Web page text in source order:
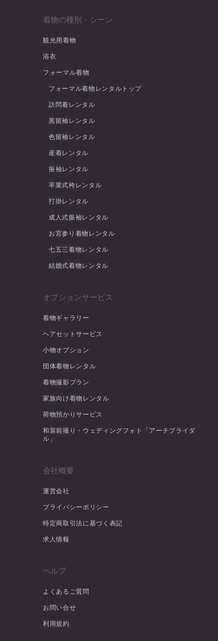
着物の種別・シーン
観光用着物
浴衣
フォーマル着物
フォーマル着物レンタルトップ
訪問着レンタル
黒留袖レンタル
色留袖レンタル
産着レンタル
振袖レンタル
卒業式袴レンタル
打掛レンタル
成人式振袖レンタル
お宮参り着物レンタル
七五三着物レンタル
結婚式着物レンタル
オプションサービス
着物ギャラリー
ヘアセットサービス
小物オプション
団体着物レンタル
着物撮影プラン
家族向け着物レンタル
荷物預かりサービス
和装前撮り・ウェディングフォト「アーチブライダ
ル」
会社概要
運営会社
プライバシーポリシー
特定商取引法に基づく表記
求人情報
ヘルプ
よくあるご質問
お問い合せ
利用規約